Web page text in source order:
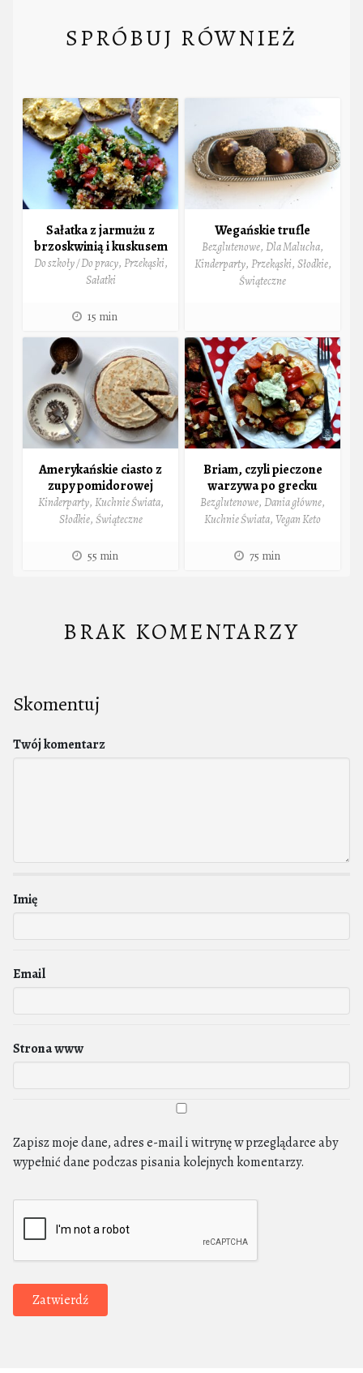
SPRÓBUJ RÓWNIEŻ
Sałatka z jarmużu z
brzoskwinią i kuskusem
Do szkoły / Do pracy, Przekąski,
Sałatki
15 min
Wegańskie trufle
Bezglutenowe, Dla Malucha,
Kinderparty, Przekąski, Słodkie,
Świąteczne
Amerykańskie ciasto z
zupy pomidorowej
Kinderparty, Kuchnie Świata,
Słodkie, Świąteczne
55 min
Briam, czyli pieczone
warzywa po grecku
Bezglutenowe, Dania główne,
Kuchnie Świata, Vegan Keto
75 min
BRAK KOMENTARZY
Skomentuj
Twój komentarz
Imię
Email
Strona www
Zapisz moje dane, adres e-mail i witrynę w przeglądarce aby
wypełnić dane podczas pisania kolejnych komentarzy.